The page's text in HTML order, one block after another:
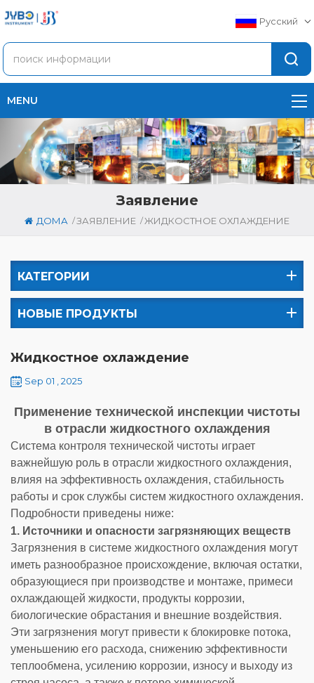
Русский
MENU
Заявление
ДОМА /ЗАЯВЛЕНИЕ /ЖИДКОСТНОЕ ОХЛАЖДЕНИЕ
КАТЕГОРИИ
НОВЫЕ ПРОДУКТЫ
Жидкостное охлаждение
Sep 01 , 2025
Применение технической инспекции чистоты
в отрасли жидкостного охлаждения
Система контроля технической чистоты играет
важнейшую роль в отрасли жидкостного охлаждения,
влияя на эффективность охлаждения, стабильность
работы и срок службы систем жидкостного охлаждения.
Подробности приведены ниже:
1. Источники и опасности загрязняющих веществ
Загрязнения в системе жидкостного охлаждения могут
иметь разнообразное происхождение, включая остатки,
образующиеся при производстве и монтаже, примеси
охлаждающей жидкости, продукты коррозии,
биологические обрастания и внешние воздействия.
Эти загрязнения могут привести к блокировке потока,
уменьшению его расхода, снижению эффективности
теплообмена, усилению коррозии, износу и выходу из